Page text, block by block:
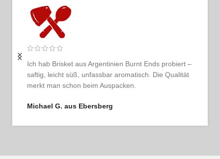
Ich bestelle regelmäßig und bin jedes Mal begeistert.
Das Fleisch ist tadellos, der Service persönlich und
ehrlich. So schmeckt Vertrauen.
Thomas G. aus Hamburg